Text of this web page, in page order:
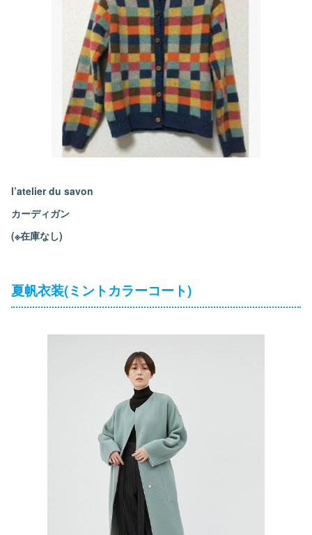
l’atelier du savon
カーディガン
(※在庫なし)
夏帆衣装(ミントカラーコート)